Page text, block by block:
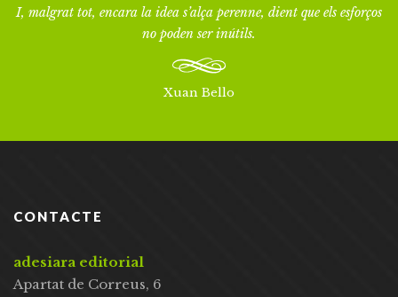
I, malgrat tot, encara la idea s’alça perenne, dient que els esforços
no poden ser inútils.
Xuan Bello
CONTACTE
adesiara editorial
Apartat de Correus, 6